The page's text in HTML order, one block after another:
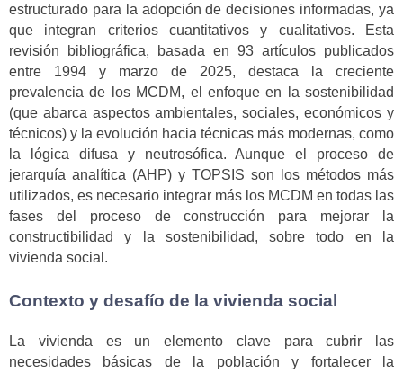
estructurado para la adopción de decisiones informadas, ya
que integran criterios cuantitativos y cualitativos. Esta
revisión bibliográfica, basada en 93 artículos publicados
entre 1994 y marzo de 2025, destaca la creciente
prevalencia de los MCDM, el enfoque en la sostenibilidad
(que abarca aspectos ambientales, sociales, económicos y
técnicos) y la evolución hacia técnicas más modernas, como
la lógica difusa y neutrosófica. Aunque el proceso de
jerarquía analítica (AHP) y TOPSIS son los métodos más
utilizados, es necesario integrar más los MCDM en todas las
fases del proceso de construcción para mejorar la
constructibilidad y la sostenibilidad, sobre todo en la
vivienda social.
Contexto y desafío de la vivienda social
La vivienda es un elemento clave para cubrir las
necesidades básicas de la población y fortalecer la